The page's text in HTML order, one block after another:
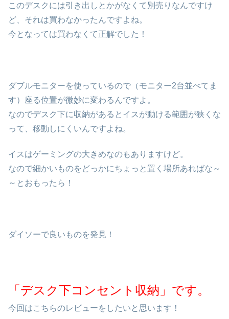
このデスクには引き出しとかがなくて別売りなんですけ
ど、それは買わなかったんですよね。
今となっては買わなくて正解でした！
ダブルモニターを使っているので（モニター2台並べてま
す）座る位置が微妙に変わるんですよ。
なのでデスク下に収納があるとイスが動ける範囲が狭くな
って、移動しにくいんですよね。
イスはゲーミングの大きめなのもありますけど。
なので細かいものをどっかにちょっと置く場所あればな～
～とおもったら！
ダイソーで良いものを発見！
「デスク下コンセント収納」です。
今回はこちらのレビューをしたいと思います！